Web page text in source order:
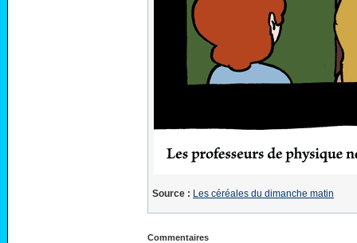
Source : Les céréales du dimanche matin
Commentaires